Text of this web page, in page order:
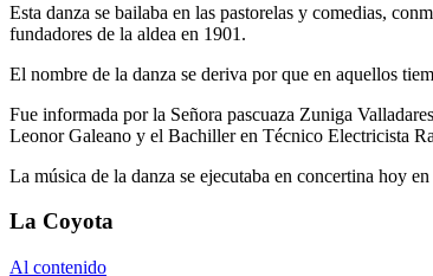
Esta danza se bailaba en las pastorelas y comedias,
fundadores de la aldea en 1901.
El nombre de la danza se deriva por que en aquellos
Fue informada por la Señora pascuaza Zuniga
Leonor Galeano y el Bachiller en Técnico Electricista
La música de la danza se ejecutaba en concertina hoy
La Coyota
Al contenido